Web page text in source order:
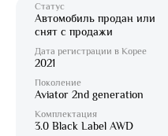
Статус
Автомобиль продан или
снят с продажи
Дата регистрации в Корее
2021
Поколение
Aviator 2nd generation
Комплектация
3.0 Black Label AWD